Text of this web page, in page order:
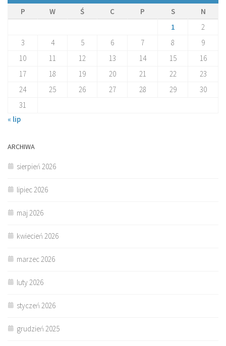
P
W Ś C P S
N
1
2
3
4 5 6 7 8
9
10
11 12 13 14 15
16
17
18 19 20 21 22
23
24
25 26 27 28 29
30
31
« lip
ARCHIWA
sierpień 2026
lipiec 2026
maj 2026
kwiecień 2026
marzec 2026
luty 2026
styczeń 2026
grudzień 2025